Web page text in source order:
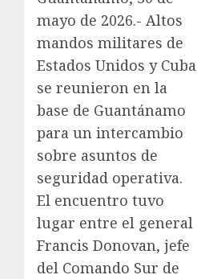
mayo de 2026.- Altos
mandos militares de
Estados Unidos y Cuba
se reunieron en la
base de Guantánamo
para un intercambio
sobre asuntos de
seguridad operativa.
El encuentro tuvo
lugar entre el general
Francis Donovan, jefe
del Comando Sur de